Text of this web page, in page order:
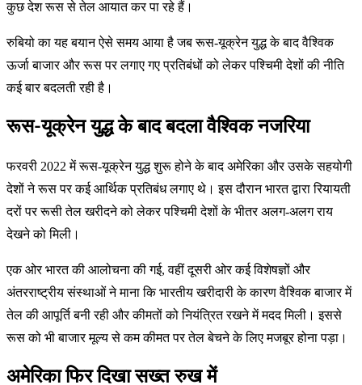
कुछ देश रूस से तेल आयात कर पा रहे हैं।
रुबियो का यह बयान ऐसे समय आया है जब रूस-यूक्रेन युद्ध के बाद वैश्विक
ऊर्जा बाजार और रूस पर लगाए गए प्रतिबंधों को लेकर पश्चिमी देशों की नीति
कई बार बदलती रही है।
रूस-यूक्रेन युद्ध के बाद बदला वैश्विक नजरिया
फरवरी 2022 में रूस-यूक्रेन युद्ध शुरू होने के बाद अमेरिका और उसके सहयोगी
देशों ने रूस पर कई आर्थिक प्रतिबंध लगाए थे। इस दौरान भारत द्वारा रियायती
दरों पर रूसी तेल खरीदने को लेकर पश्चिमी देशों के भीतर अलग-अलग राय
देखने को मिली।
एक ओर भारत की आलोचना की गई, वहीं दूसरी ओर कई विशेषज्ञों और
अंतरराष्ट्रीय संस्थाओं ने माना कि भारतीय खरीदारी के कारण वैश्विक बाजार में
तेल की आपूर्ति बनी रही और कीमतों को नियंत्रित रखने में मदद मिली। इससे
रूस को भी बाजार मूल्य से कम कीमत पर तेल बेचने के लिए मजबूर होना पड़ा।
अमेरिका फिर दिखा सख्त रुख में